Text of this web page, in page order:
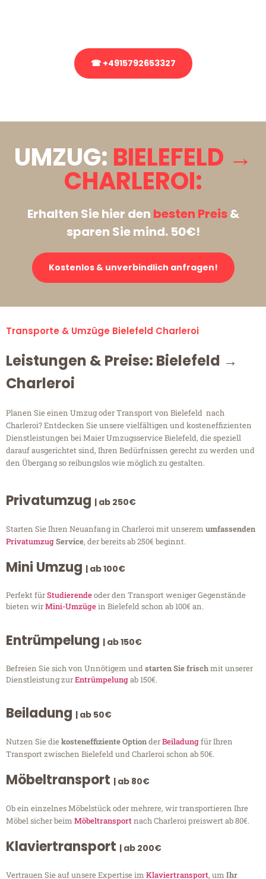
☎ +4915792653327
UMZUG: BIELEFELD →
CHARLEROI:
Erhalten Sie hier den besten Preis&
sparen Sie mind. 50€!
Kostenlos & unverbindlich anfragen!
Transporte & Umzüge Bielefeld Charleroi
Leistungen & Preise: Bielefeld →
Charleroi
Planen Sie einen Umzug oder Transport von Bielefeld nach
Charleroi? Entdecken Sie unsere vielfältigen und kosteneffizienten
Dienstleistungen bei Maier Umzugsservice Bielefeld, die speziell
darauf ausgerichtet sind, Ihren Bedürfnissen gerecht zu werden und
den Übergang so reibungslos wie möglich zu gestalten.
Privatumzug | ab 250€
Starten Sie Ihren Neuanfang in Charleroi mit unserem umfassenden
PrivatumzugService, der bereits ab 250€ beginnt.
Mini Umzug | ab 100€
Perfekt fürStudierendeoder den Transport weniger Gegenstände
bieten wirMini-Umzügein Bielefeld schon ab 100€ an.
Entrümpelung | ab 150€
Befreien Sie sich von Unnötigem undstarten Sie frischmit unserer
Dienstleistung zurEntrümpelungab 150€.
Beiladung | ab 50€
Nutzen Sie diekosteneffiziente OptionderBeiladungfür Ihren
Transport zwischen Bielefeld und Charleroi schon ab 50€.
Möbeltransport | ab 80€
Ob ein einzelnes Möbelstück oder mehrere, wir transportieren Ihre
Möbel sicher beim Möbeltransportnach Charleroi preiswert ab 80€.
Klaviertransport | ab 200€
Vertrauen Sie auf unsere Expertise im Klaviertransport, um Ihr